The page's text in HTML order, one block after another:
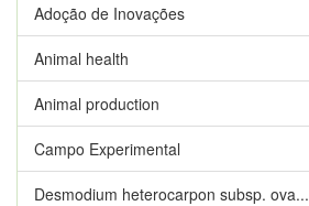
Adoção de Inovações
Animal health
Animal production
Campo Experimental
Desmodium heterocarpon subsp. ova...